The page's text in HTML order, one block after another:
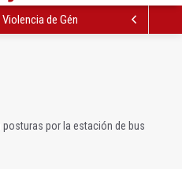
de Género rechaza las
hombre en Bailén en una torre
posturas por la estación de bus